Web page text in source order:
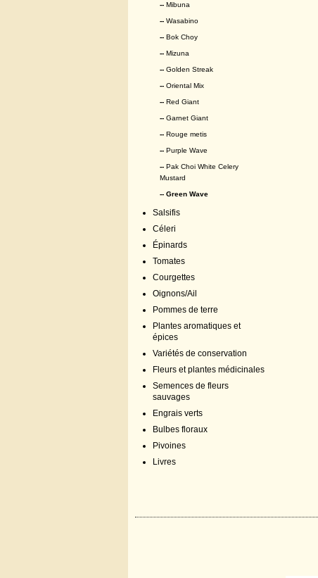
-- Mibuna
-- Wasabino
-- Bok Choy
-- Mizuna
-- Golden Streak
-- Oriental Mix
-- Red Giant
-- Garnet Giant
-- Rouge metis
-- Purple Wave
-- Pak Choi White Celery
Mustard
-- Green Wave
Salsifis
Céleri
Épinards
Tomates
Courgettes
Oignons/Ail
Pommes de terre
Plantes aromatiques et
épices
Variétés de conservation
Fleurs et plantes médicinales
Semences de fleurs
sauvages
Engrais verts
Bulbes floraux
Pivoines
Livres